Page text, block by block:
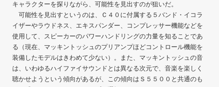
キャラクターを探りながら、可能性を見出すのが狙いだ。
可能性を見出すというのは、Ｃ４０に付属する５バンド・イコラ
イザーやラウドネス、エキスパンダー、コンプレッサー機能などを
使用して、スピーカーのパワーハンドリングの力量を知ることであ
る（現在、マッキントッシュのプリアンプほどコントロール機能を
装備したモデルはきわめて少ない）。また、マッキントッシュの音
は、いわゆるハイファイサウンドとは異なる次元で、音楽を楽しく
聴かせようという傾向があるが、この傾向はＳ５５００と共通のも